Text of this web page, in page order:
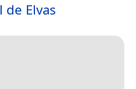
de Elvas